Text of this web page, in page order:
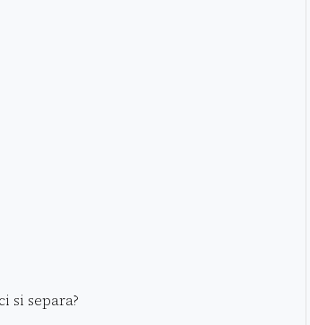
si separa?